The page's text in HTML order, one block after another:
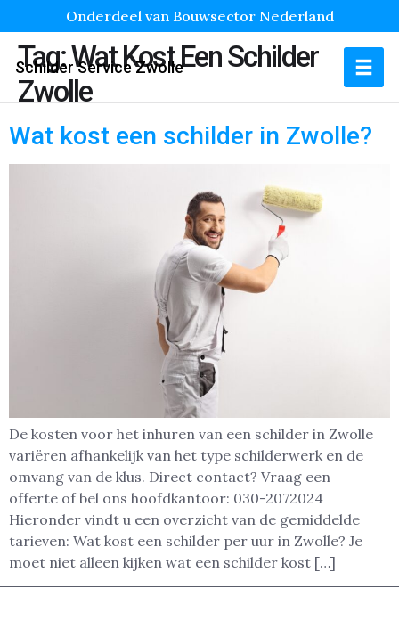
Onderdeel van Bouwsector Nederland
Schilder Service Zwolle
Tag:Wat Kost Een Schilder
Zwolle
Wat kost een schilder in Zwolle?
De kosten voor het inhuren van een schilder in Zwolle
variëren afhankelijk van het type schilderwerk en de
omvang van de klus. Direct contact? Vraag een
offerte of bel ons hoofdkantoor: 030-2072024
Hieronder vindt u een overzicht van de gemiddelde
tarieven: Wat kost een schilder per uur in Zwolle? Je
moet niet alleen kijken wat een schilder kost […]